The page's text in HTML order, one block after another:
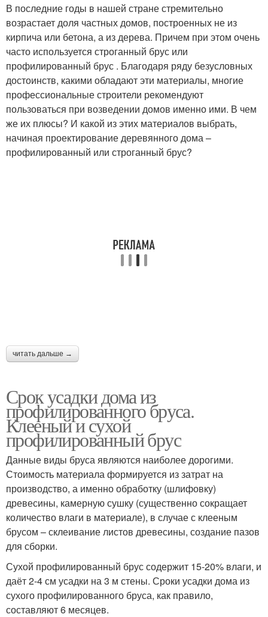
В последние годы в нашей стране стремительно
возрастает доля частных домов, построенных не из
кирпича или бетона, а из дерева. Причем при этом очень
часто используется строганный брус или
профилированный брус . Благодаря ряду безусловных
достоинств, какими обладают эти материалы, многие
профессиональные строители рекомендуют
пользоваться при возведении домов именно ими. В чем
же их плюсы? И какой из этих материалов выбрать,
начиная проектирование деревянного дома –
профилированный или строганный брус?
читать дальше →
Срок усадки дома из
профилированного бруса.
Клееный и сухой
профилированный брус
Данные виды бруса являются наиболее дорогими.
Стоимость материала формируется из затрат на
производство, а именно обработку (шлифовку)
древесины, камерную сушку (существенно сокращает
количество влаги в материале), в случае с клееным
брусом – склеивание листов древесины, создание пазов
для сборки.
Сухой профилированный брус содержит 15-20% влаги, и
даёт 2-4 см усадки на 3 м стены. Сроки усадки дома из
сухого профилированного бруса, как правило,
составляют 6 месяцев.